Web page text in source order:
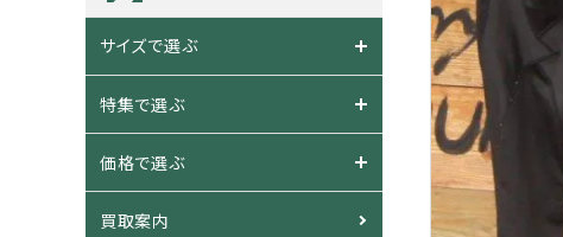
サイズで選ぶ
特集で選ぶ
価格で選ぶ
買取案内